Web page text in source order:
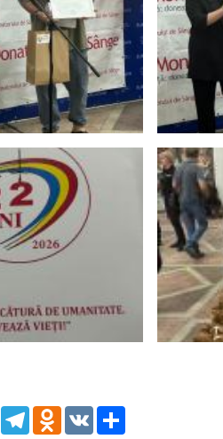
WhatsApp
TelegramOdnoklassniki
VK